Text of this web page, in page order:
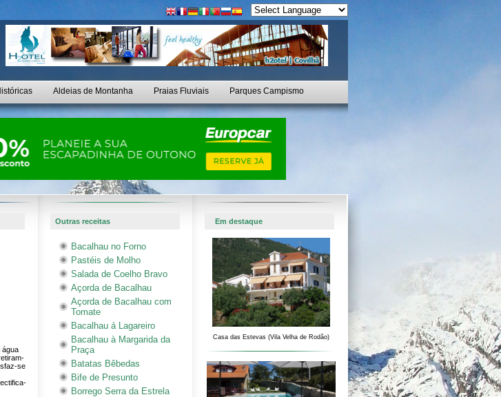
Aldeias de Montanha Praias Fluviais Parques Campismo
Outras receitas Em destaque
água
se
Bacalhau no Forno
Pastéis de Molho
Salada de Coelho Bravo
Açorda de Bacalhau
Açorda de Bacalhau com
Tomate
Bacalhau á Lagareiro
Bacalhau à Margarida da
Praça
Batatas Bêbedas
Bife de Presunto
Borrego Serra da Estrela
Casa das Estevas (Vila Velha de Rodão)